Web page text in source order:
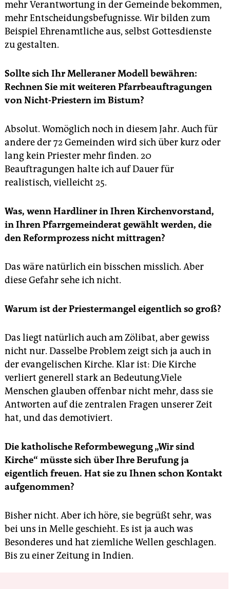
mehr Verantwortung in der Gemeinde bekommen,
mehr Entscheidungsbefugnisse. Wir bilden zum
Beispiel Ehrenamtliche aus, selbst Gottesdienste
zu gestalten.
Sollte sich Ihr Melleraner Modell bewähren:
Rechnen Sie mit weiteren Pfarrbeauftragungen
von Nicht-Priestern im Bistum?
Absolut. Womöglich noch in diesem Jahr. Auch für
andere der 72 Gemeinden wird sich über kurz oder
lang kein Priester mehr finden. 20
Beauftragungen halte ich auf Dauer für
realistisch, vielleicht 25.
Was, wenn Hardliner in Ihren Kirchenvorstand,
in Ihren Pfarrgemeinderat gewählt werden, die
den Reformprozess nicht mittragen?
Das wäre natürlich ein bisschen misslich. Aber
diese Gefahr sehe ich nicht.
Warum ist der Priestermangel eigentlich so groß?
Das liegt natürlich auch am Zölibat, aber gewiss
nicht nur. Dasselbe Problem zeigt sich ja auch in
der evangelischen Kirche. Klar ist: Die Kirche
verliert generell stark an Bedeutung.Viele
Menschen glauben offenbar nicht mehr, dass sie
Antworten auf die zentralen Fragen unserer Zeit
hat, und das demotiviert.
Die katholische Reformbewegung „Wir sind
Kirche“ müsste sich über Ihre Berufung ja
eigentlich freuen. Hat sie zu Ihnen schon Kontakt
aufgenommen?
Bisher nicht. Aber ich höre, sie begrüßt sehr, was
bei uns in Melle geschieht. Es ist ja auch was
Besonderes und hat ziemliche Wellen geschlagen.
Bis zu einer Zeitung in Indien.